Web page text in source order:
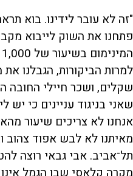
"זה לא עובר לידינו. בוא
פתחנו את השוק לייבוא
שאני בניגוד עניינים כי יש
אנחנו לא צריכים שיעור
מאיתנו לא לבש אפוד צהוב
תל־אביב. אבי גבאי רוצה